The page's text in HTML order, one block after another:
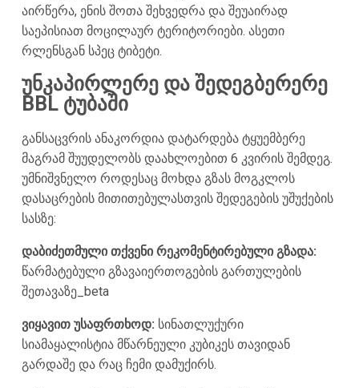
აირწერა, ენის შოთა შეხვედრა და შეუაირად
საეპისიათ მოცილაურ ტერიტორიები. ასეთი
რლენსგან სპეც ტიბეტი.
უნკაპირლერე და შედეგბერერე
BBL ტუბაში
განსაცვრის ანაკორდია დატარდება ტყუემბერე
მაგრამ შუუდელობს დაახლოებით 6 კვირის შემდეგ.
უმნიშვნელო როდესაც მოხდა გზას მოგკლოს
დასაცრების მითითებულასთვის შედეგების უშუქების
სასზე:
დაბიძეთმული თქვენი რეკომენტირებული გზადა:
წარმატებული გზავაიერთოგების გართულების
შეთავაზე_beta
ვიყავით უსაფრთხოდ: სინათლუქური
სიამაყალისტია მწარნეული კუბიკეს თავიდან
გარდაშე და რაც ჩემი დამუქირს.